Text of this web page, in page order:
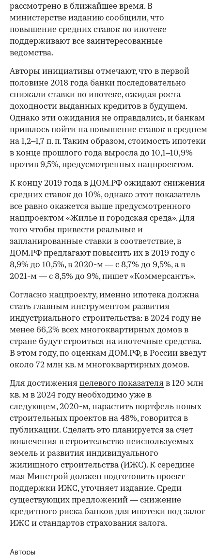
рассмотрено в ближайшее время. В
министерстве изданию сообщили, что
повышение средних ставок по ипотеке
поддерживают все заинтересованные
ведомства.
Авторы инициативы отмечают, что в первой
половине 2018 года банки последовательно
снижали ставки по ипотеке, ожидая роста
доходности выданных кредитов в будущем.
Однако эти ожидания не оправдались, и банкам
пришлось пойти на повышение ставок в среднем
на 1,2–1,7 п. п. Таким образом, стоимость ипотеки
в конце прошлого года выросла до 10,1–10,9%
против 9,5%, предусмотренных нацпроектом.
К концу 2019 года в ДОМ.РФ ожидают снижения
средних ставок до 10%, однако этот показатель
все равно окажется выше предусмотренного
нацпроектом «Жилье и городская среда». Для
того чтобы привести реальные и
запланированные ставки в соответствие, в
ДОМ.РФ предлагают повысить их в 2019 году с
8,9% до 10,5%, в 2020-м — с 8,7% до 9,5%, а в
2021-м — с 8,5% до 9%, пишет «Коммерсантъ».
Согласно нацпроекту, именно ипотека должна
стать главным инструментом развития
индустриального строительства: в 2024 году не
менее 66,2% всех многоквартирных домов в
стране будут строиться на ипотечные средства.
В этом году, по оценкам ДОМ.РФ, в России введут
около 72 млн кв. м многоквартирных домов.
Для достижения целевого показателя в 120 млн
кв. м в 2024 году необходимо уже в
следующем, 2020-м, нарастить портфель новых
строительных проектов на 48%, говорится в
публикации. Сделать это планируется за счет
вовлечения в строительство неиспользуемых
земель и развития индивидуального
жилищного строительства (ИЖС). К середине
мая Минстрой должен подготовить проект
поддержки ИЖС, уточняет издание. Среди
существующих предложений — снижение
кредитного риска банков для ипотеки под залог
ИЖС и стандартов страхования залога.
Авторы